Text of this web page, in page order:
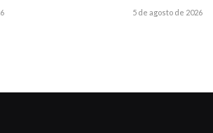
5 de agosto de 2026